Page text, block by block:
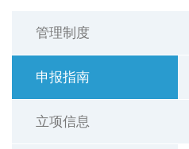
管理制度
申报指南
立项信息